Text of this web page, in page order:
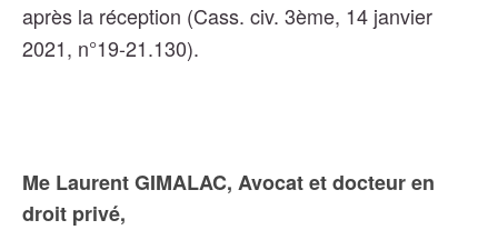
après la réception (Cass. civ. 3ème, 14 janvier
2021, n°19-21.130).
Me Laurent GIMALAC, Avocat et docteur en
droit privé,